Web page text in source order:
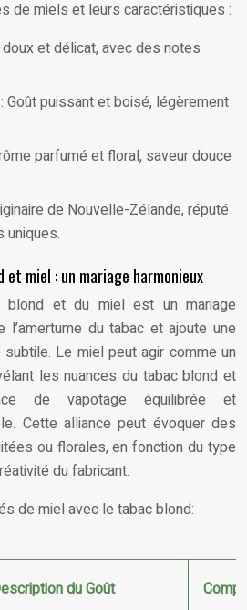
de miels et leurs caractéristiques :
doux et délicat, avec des notes
Goût puissant et boisé, légèrement
parfumé et floral, saveur douce
de Nouvelle-Zélande, réputé
uniques.
et miel : un mariage harmonieux
blond et du miel est un mariage
l’amertume du tabac et ajoute une
Le miel peut agir comme un
les nuances du tabac blond et
de vapotage équilibrée et
Cette alliance peut évoquer des
ou florales, en fonction du type
du fabricant.
de miel avec le tabac blond:
du Goût